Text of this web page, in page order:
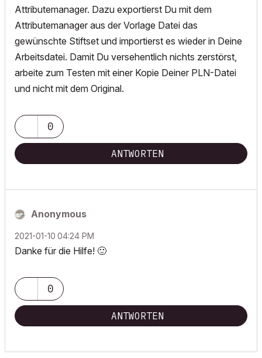
Attributemanager. Dazu exportierst Du mit dem
Attributemanager aus der Vorlage Datei das
gewünschte Stiftset und importierst es wieder in Deine
Arbeitsdatei. Damit Du versehentlich nichts zerstörst,
arbeite zum Testen mit einer Kopie Deiner PLN-Datei
und nicht mit dem Original.
0
ANTWORTEN
Anonymous
‎2021-01-10 04:24 PM
Danke für die Hilfe! 🙂
0
ANTWORTEN